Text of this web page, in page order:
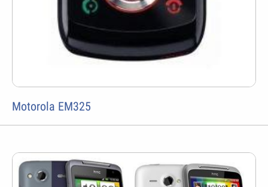
Motorola EM325